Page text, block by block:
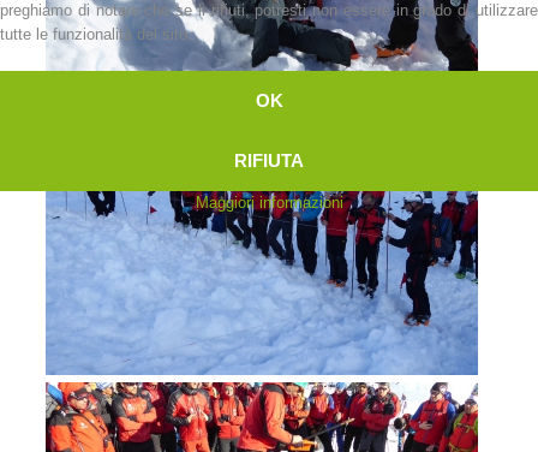
Rapporti annuali
preghiamo di notare che se li rifiuti, potresti non essere in grado di utilizzare
tutte le funzionalità del sito.
OK
RIFIUTA
Maggiori informazioni